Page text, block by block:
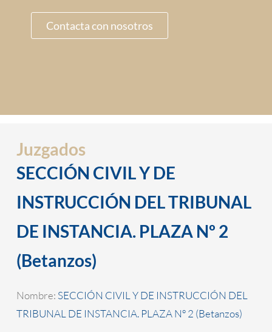
Contacta con nosotros
Juzgados
SECCIÓN CIVIL Y DE
INSTRUCCIÓN DEL TRIBUNAL
DE INSTANCIA. PLAZA Nº 2
(Betanzos)
Nombre: SECCIÓN CIVIL Y DE INSTRUCCIÓN DEL
TRIBUNAL DE INSTANCIA. PLAZA Nº 2 (Betanzos)